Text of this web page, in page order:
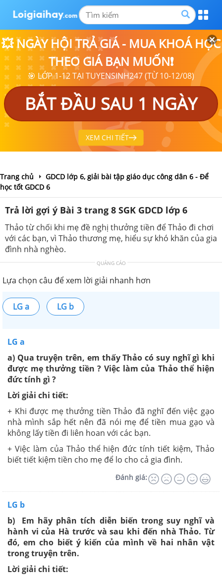
💥 NGÀY HỘI TRẢ GIÁ - MUA KHOÁ HỌC
THEO GIÁ BẠN MUỐN❗
🎯 LỚP 1-12 TẠI TUYENSINH247 (TỪ 10-12/08)
BẮT ĐẦU SAU 1 NGÀY
XEM CHI TIẾT
Trang chủ
GDCD lớp 6, giải bài tập giáo dục công dân 6 - Để
học tốt GDCD 6
Trả lời gợi ý Bài 3 trang 8 SGK GDCD lớp 6
Thảo từ chối khi mẹ đề nghị thưởng tiền để Thảo đi chơi
với các bạn, vì Thảo thương mẹ, hiểu sự khó khăn của gia
đình nhà nghèo.
QUẢNG CÁO
Lựa chọn câu để xem lời giải nhanh hơn
LG a LG b
LG a
a) Qua truyện trên, em thấy Thảo có suy nghĩ gì khi
được mẹ thưởng tiền ? Việc làm của Thảo thể hiện
đức tính gì ?
Lời giải chi tiết:
+ Khi được mẹ thưởng tiền Thảo đã nghĩ đến việc gạo
nhà mình sắp hết nên đã nói mẹ để tiền mua gạo và
không lấy tiền đi liên hoan với các bạn.
+ Việc làm của Thảo thể hiện đức tính tiết kiệm, Thảo
biết tiết kiệm tiền cho mẹ để lo cho cả gia đình.
Đánh giá:
LG b
b) Em hãy phân tích diễn biến trong suy nghĩ và
hành vi của Hà trước và sau khi đến nhà Thảo. Từ
đó, em cho biết ý kiến của mình về hai nhân vật
trong truyện trên.
Lời giải chi tiết: